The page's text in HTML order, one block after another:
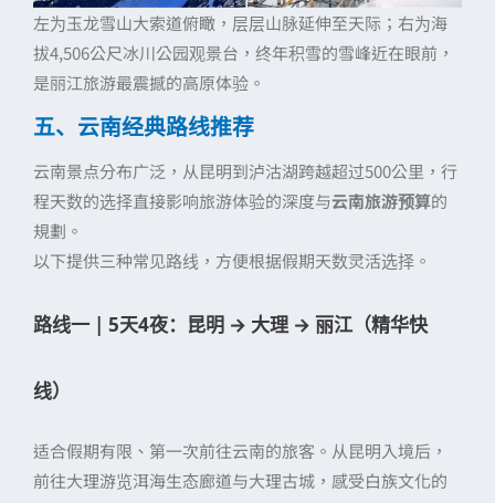
左为玉龙雪山大索道俯瞰，层层山脉延伸至天际；右为海
拔4,506公尺冰川公园观景台，终年积雪的雪峰近在眼前，
是丽江旅游最震撼的高原体验。
五、云南经典路线推荐
云南景点分布广泛，从昆明到泸沽湖跨越超过500公里，行
程天数的选择直接影响旅游体验的深度与云南旅游预算的
規劃。
以下提供三种常见路线，方便根据假期天数灵活选择。
路线一 | 5天4夜：昆明 → 大理 → 丽江（精华快
线）
适合假期有限、第一次前往云南的旅客。从昆明入境后，
前往大理游览洱海生态廊道与大理古城，感受白族文化的